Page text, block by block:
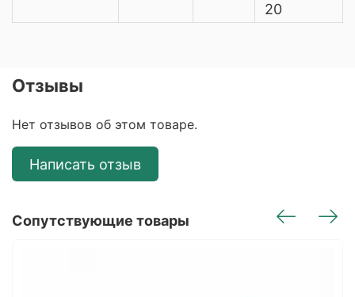
20
Отзывы
Нет отзывов об этом товаре.
Написать отзыв
Сопутствующие товары